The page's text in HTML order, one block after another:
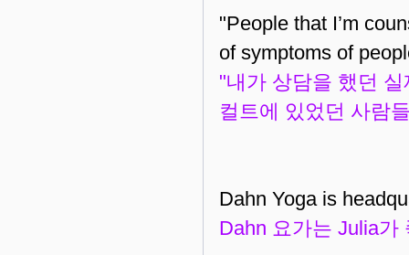
"People that I’m
of symptoms of
"내가 상담을 했던
컬트에 있었던 사람
Dahn Yoga is
Dahn 요가는 Julia